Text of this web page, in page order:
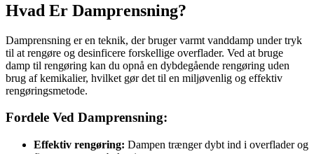
Hvad Er Damprensning?
Damprensning er en teknik, der bruger varmt vanddamp under tryk
til at rengøre og desinficere forskellige overflader. Ved at bruge
damp til rengøring kan du opnå en dybdegående rengøring uden
brug af kemikalier, hvilket gør det til en miljøvenlig og effektiv
rengøringsmetode.
Fordele Ved Damprensning:
Effektiv rengøring: Dampen trænger dybt ind i overflader og